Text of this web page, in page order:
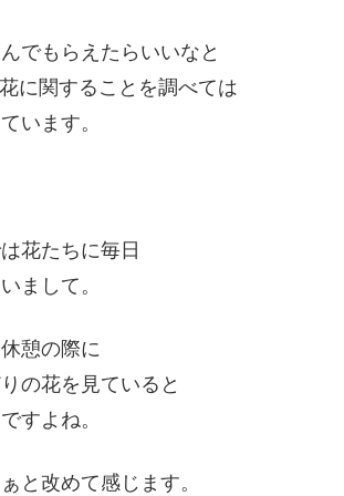
でもらえたらいいなと
に関することを調べては
います。
花たちに毎日
まして。
憩の際に
の花を見ていると
すよね。
と改めて感じます。